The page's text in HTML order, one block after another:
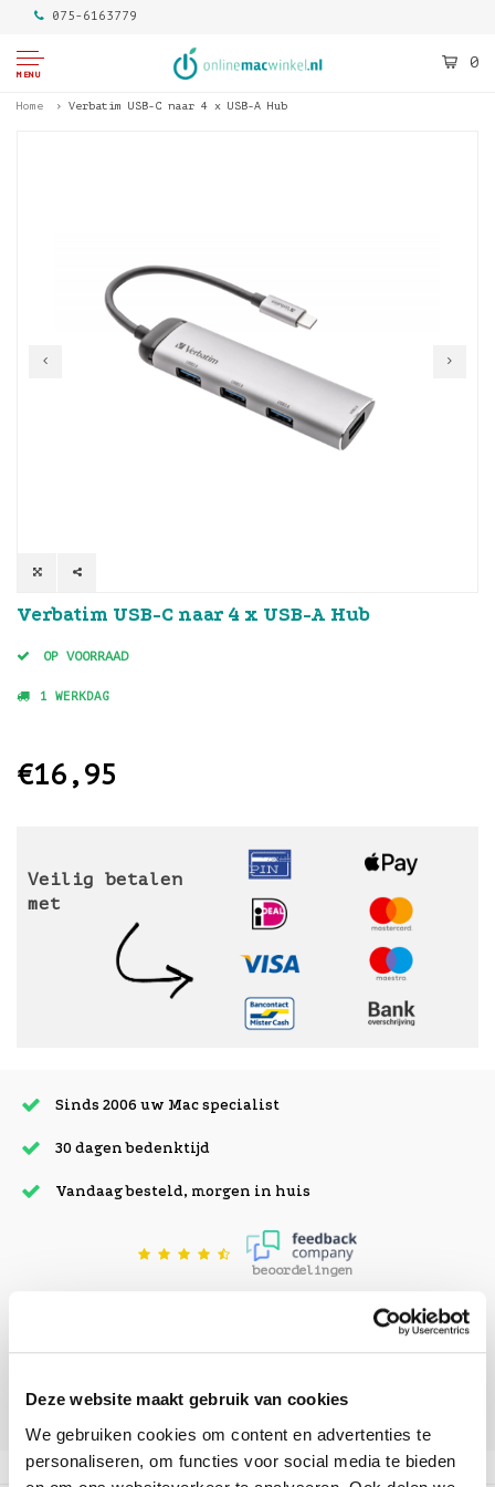
Deze website maakt gebruik van cookies
We gebruiken cookies om content en advertenties te
personaliseren, om functies voor social media te bieden
075-6163779
MENU
0
Home Verbatim USB-C naar 4 x USB-A Hub
Verbatim USB-C naar 4 x USB-A Hub
OP VOORRAAD
1 WERKDAG
€16,95
Veilig betalen
met
Sinds 2006 uw Mac specialist
30 dagen bedenktijd
Vandaag besteld, morgen in huis
beoordelingen